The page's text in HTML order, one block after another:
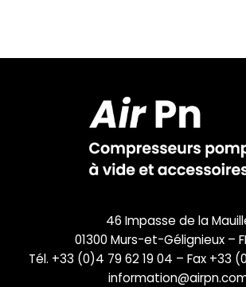
46 Impasse de la
01300 Murs-et-Gélignieux –
Tél. +33 (0)4 79 62 19 04 – Fax +33